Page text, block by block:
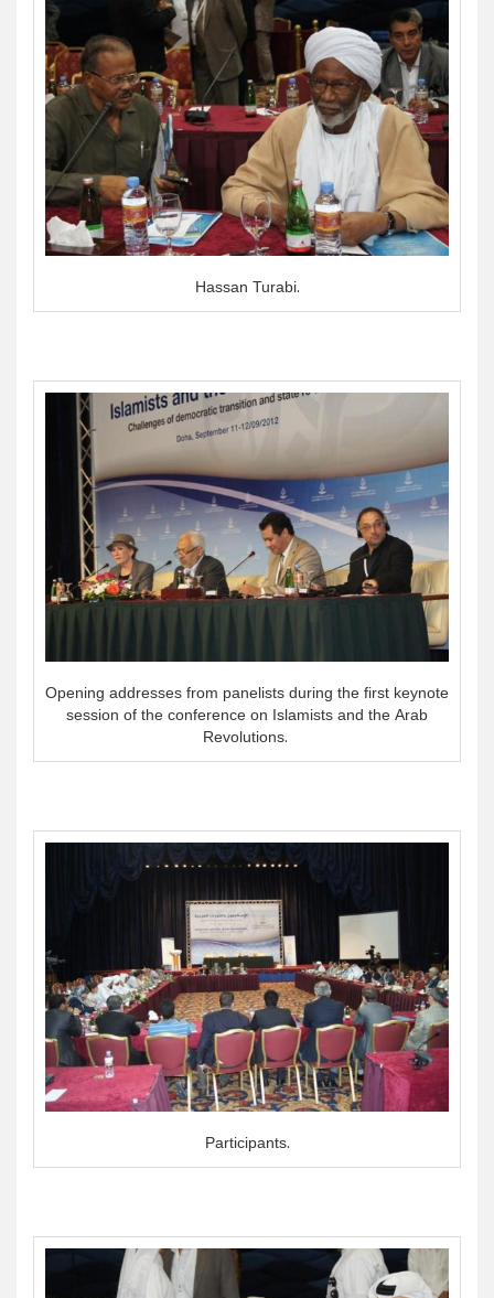
Hassan Turabi.
Opening addresses from panelists during the first keynote
session of the conference on Islamists and the Arab
Revolutions.
Participants.